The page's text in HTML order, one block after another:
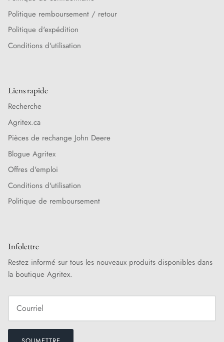
Politique remboursement / retour
Politique d'expédition
Conditions d'utilisation
Liens rapide
Recherche
Agritex.ca
Pièces de rechange John Deere
Blogue Agritex
Offres d'emploi
Conditions d'utilisation
Politique de remboursement
Infolettre
Restez informé sur tous les nouveaux produits disponibles dans
la boutique Agritex.